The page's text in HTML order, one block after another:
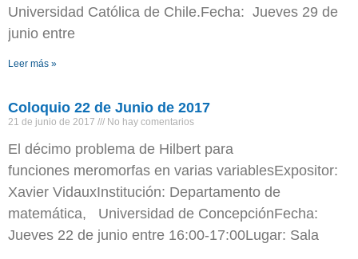
Universidad Católica de Chile.Fecha: Jueves 29 de
junio entre
Leer más »
Coloquio 22 de Junio de 2017
21 de junio de 2017 No hay comentarios
El décimo problema de Hilbert para
funciones meromorfas en varias variablesExpositor:
Xavier VidauxInstitución: Departamento de
matemática, Universidad de ConcepciónFecha:
Jueves 22 de junio entre 16:00-17:00Lugar: Sala